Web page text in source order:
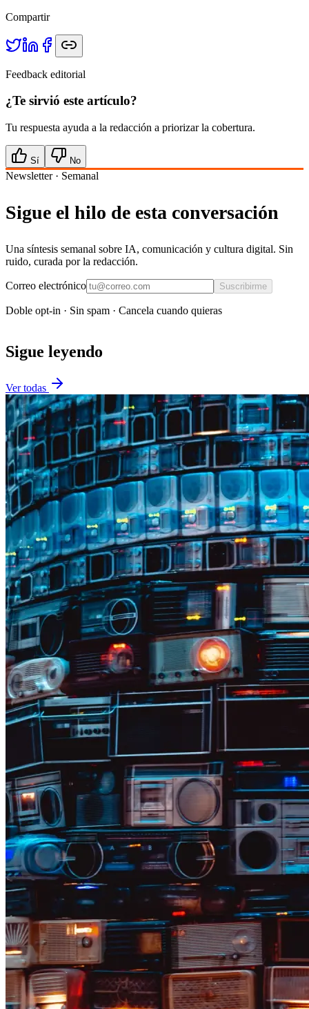
Compartir
Feedback editorial
¿Te sirvió este artículo?
Tu respuesta ayuda a la redacción a priorizar la cobertura.
Sí No
Newsletter · Semanal
Sigue el hilo de esta conversación
Una síntesis semanal sobre IA, comunicación y cultura digital. Sin
ruido, curada por la redacción.
Correo electrónico Suscribirme
Doble opt-in · Sin spam · Cancela cuando quieras
Sigue leyendo
Ver todas